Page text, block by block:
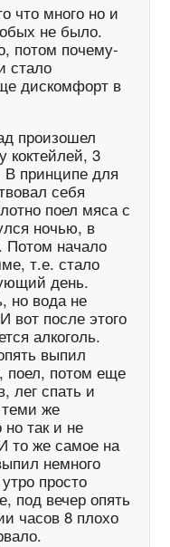
что много но и
не было.
потом почему-
стало
дискомфорт в
произошел
коктейлей, 3
В принципе для
себя
поел мяса с
ночью, в
Потом начало
т.е. стало
день.
но вода не
вот после этого
алкоголь.
выпил
поел, потом еще
лег спать и
же
так и не
то же самое на
немного
просто
под вечер опять
часов 8 плохо